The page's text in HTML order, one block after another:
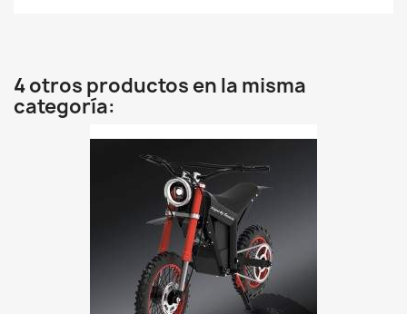
4 otros productos en la misma
categoría: